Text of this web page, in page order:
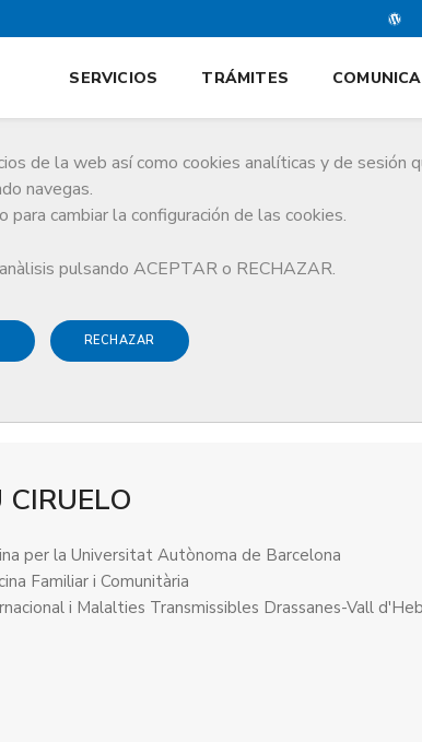
de la web así como cookies analíticas y de sesión
navegas.
para cambiar la configuración de las cookies.
pulsando ACEPTAR o RECHAZAR.
RECHAZAR
SERVICIOS TRÁMITES
per la Universitat Autònoma de Barcelona
Familiar i Comunitària
i Malalties Transmissibles Drassanes-Vall